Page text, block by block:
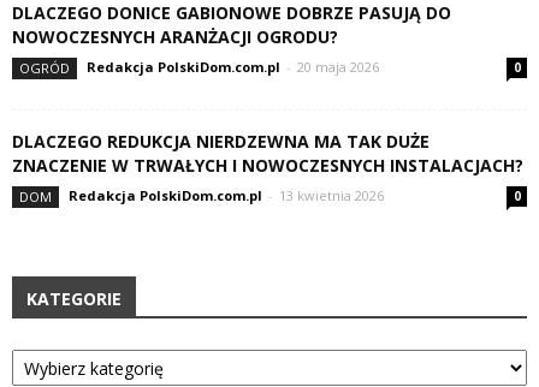
DLACZEGO DONICE GABIONOWE DOBRZE PASUJĄ DO
NOWOCZESNYCH ARANŻACJI OGRODU?
OGRÓD Redakcja PolskiDom.com.pl - 20 maja 2026 0
DLACZEGO REDUKCJA NIERDZEWNA MA TAK DUŻE
ZNACZENIE W TRWAŁYCH I NOWOCZESNYCH INSTALACJACH?
DOM Redakcja PolskiDom.com.pl - 13 kwietnia 2026 0
KATEGORIE
Kategorie